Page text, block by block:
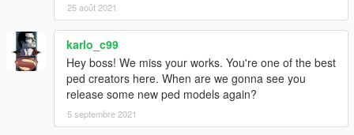
25 août 2021
karlo_c99
Hey boss! We miss your works. You're one of the best
ped creators here. When are we gonna see you
release some new ped models again?
5 septembre 2021